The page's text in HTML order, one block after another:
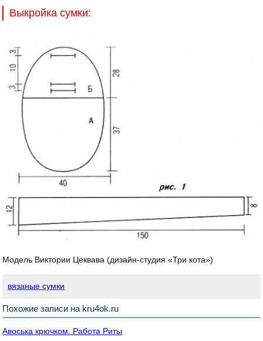
Выкройка сумки:
Модель Виктории Цеквава (дизайн-студия «Три кота»)
вязаные сумки
Похожие записи на kru4ok.ru
Авоська крючком. Работа Риты